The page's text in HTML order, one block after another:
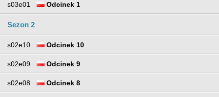
s03e01 Odcinek 1
Sezon 2
s02e10 Odcinek 10
s02e09 Odcinek 9
s02e08 Odcinek 8